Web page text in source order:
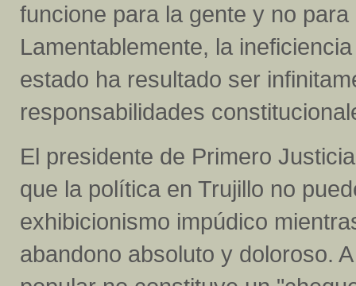
funcione para la gente y no
Lamentablemente, la
estado ha resultado ser
responsabilidades
El presidente de Primero
que la política en Trujillo no
exhibicionismo impúdico
abandono absoluto y doloroso.